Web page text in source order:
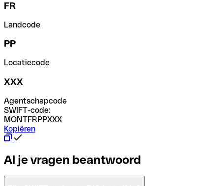
FR
Landcode
PP
Locatiecode
XXX
Agentschapcode
SWIFT-code:
MONTFRPPXXX
Kopiëren
Al je vragen beantwoord